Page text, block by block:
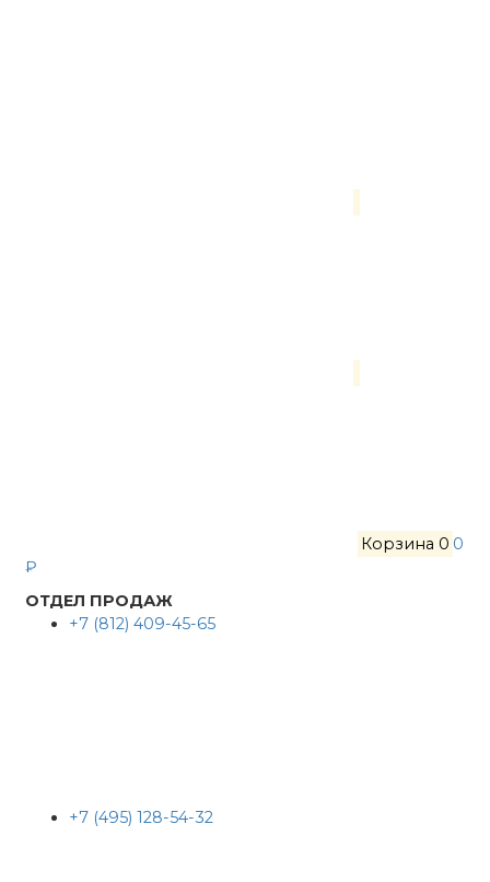
Корзина 0 0
₽
ОТДЕЛ ПРОДАЖ
+7 (812) 409-45-65
+7 (495) 128-54-32